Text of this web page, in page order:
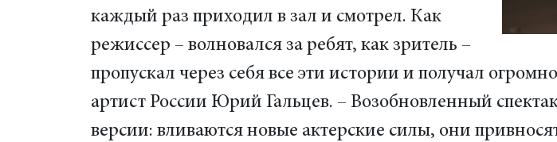
каждый раз приходил в зал и смотрел. Как
режиссер – волновался за ребят, как зритель –
пропускал через себя все эти истории и получал
артист России Юрий Гальцев. – Возобновленный
версии: вливаются новые актерские силы, они